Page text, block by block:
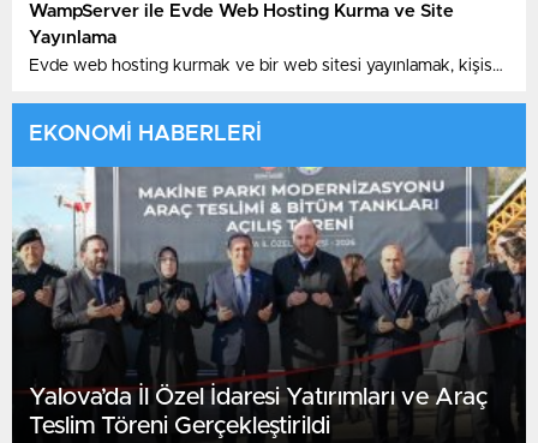
WampServer ile Evde Web Hosting Kurma ve Site
Yayınlama
Evde web hosting kurmak ve bir web sitesi yayınlamak, kişisel
fazla kontrol sağlamak isteyenler için ideal bir çözümdür.
EKONOMİ HABERLERİ
Yalova’da İl Özel İdaresi Yatırımları ve Araç
Teslim Töreni Gerçekleştirildi